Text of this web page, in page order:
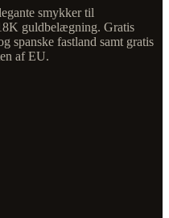
smykker til
guldbelægning. Gratis
spanske fastland samt gratis
af EU.